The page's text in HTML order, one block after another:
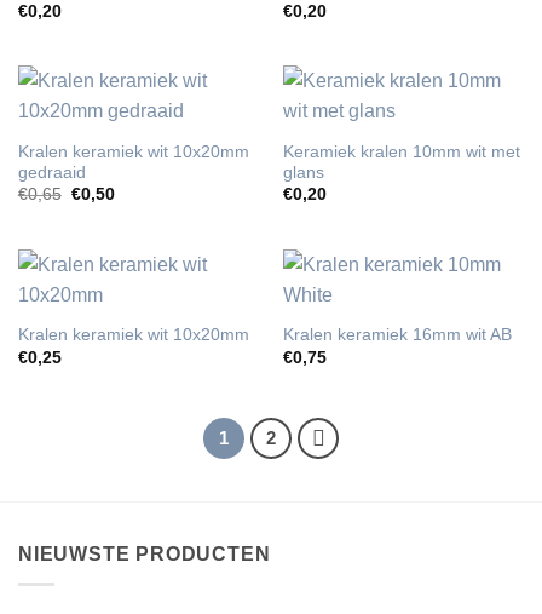
€0,20
€0,20
Kralen keramiek wit 10x20mm
gedraaid
€0,65 Oorspronkelijke
€0,50Huidige
Keramiek kralen 10mm wit met
glans
€0,20
Kralen keramiek wit 10x20mm
€0,25
Kralen keramiek 16mm wit AB
€0,75
1 2
NIEUWSTE PRODUCTEN